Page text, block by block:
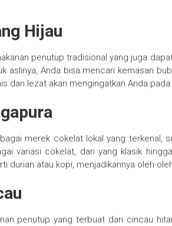
Hijau
penutup tradisional yang juga
aslinya, Anda bisa mencari kemasan
dan lezat akan mengingatkan Anda
merek cokelat lokal yang terkenal,
variasi cokelat, dari yang klasik
durian atau kopi, menjadikannya oleh-
penutup yang terbuat dari cincau